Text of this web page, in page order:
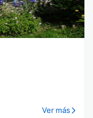
Ver más